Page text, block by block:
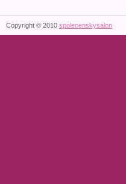
Copyright © 2010 spolecenskysalon